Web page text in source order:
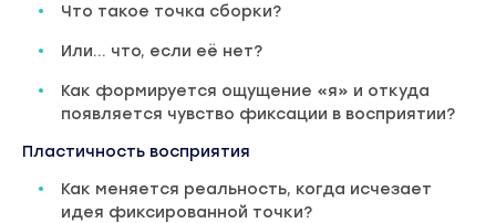
Что такое точка сборки?
Или… что, если её нет?
Как формируется ощущение «я» и откуда
появляется чувство фиксации в восприятии?
Пластичность восприятия
Как меняется реальность, когда исчезает
идея фиксированной точки?